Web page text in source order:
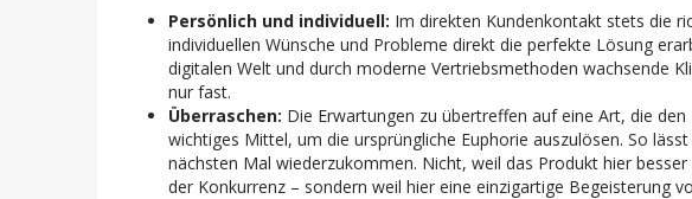
Persönlich und individuell: Im direkten Kundenkontakt stets die
individuellen Wünsche und Probleme direkt die perfekte Lösung
digitalen Welt und durch moderne Vertriebsmethoden wachsende
nur fast.
Überraschen: Die Erwartungen zu übertreffen auf eine Art, die
wichtiges Mittel, um die ursprüngliche Euphorie auszulösen. So
nächsten Mal wiederzukommen. Nicht, weil das Produkt hier
der Konkurrenz – sondern weil hier eine einzigartige Begeisterung